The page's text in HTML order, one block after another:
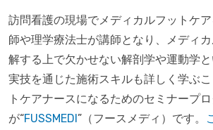
訪問看護の現場でメディカルフットケ
師や理学療法士が講師となり、メディ
解する上で欠かせない解剖学や運動学と
実技を通じた施術スキルも詳しく学ぶ
トケアナースになるためのセミナープ
が“FUSSMEDI”（フースメディ）です。